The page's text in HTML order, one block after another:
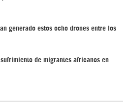
generado estos ocho drones entre los
sufrimiento de migrantes africanos en